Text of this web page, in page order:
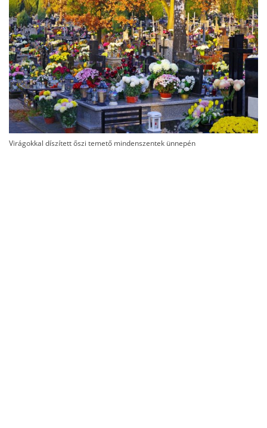
Virágokkal díszített őszi temető mindenszentek ünnepén